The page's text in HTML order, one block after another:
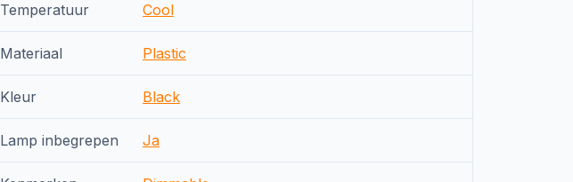
Temperatuur Cool
Materiaal Plastic
Kleur Black
Lamp inbegrepen Ja